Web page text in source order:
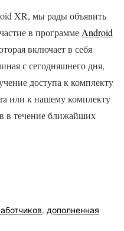
XR, мы рады объявить
в программеAndroid
включает в себя
с сегодняшнего дня,
доступа к комплекту
или к нашему комплекту
в течение ближайших
, дополненная